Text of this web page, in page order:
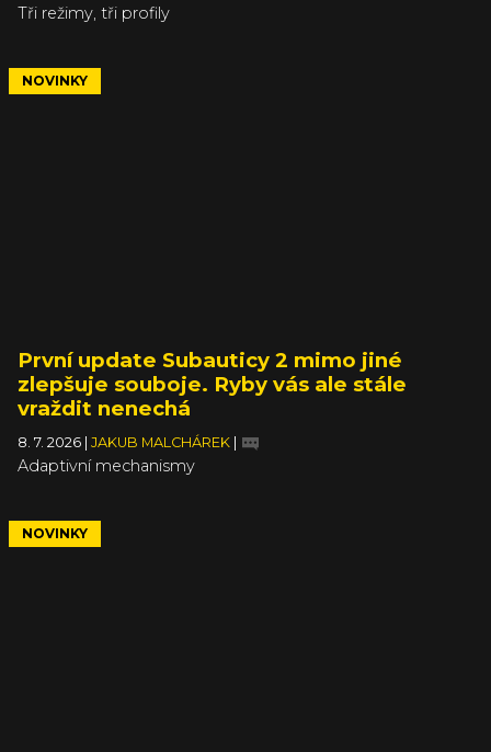
Tři režimy, tři profily
NOVINKY
První update Subauticy 2 mimo jiné
zlepšuje souboje. Ryby vás ale stále
vraždit nenechá
8. 7. 2026 JAKUB MALCHÁREK
Adaptivní mechanismy
NOVINKY